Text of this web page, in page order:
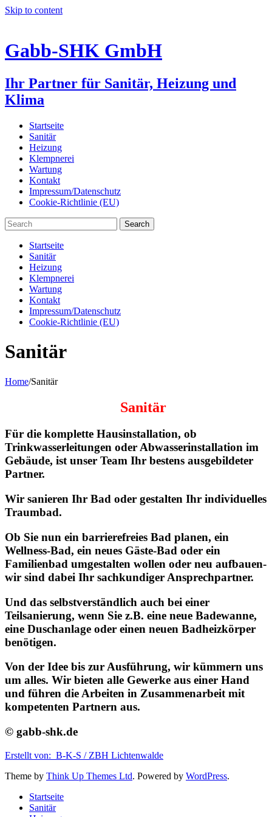
Skip to content
Gabb-SHK GmbH
Ihr Partner für Sanitär, Heizung und
Klima
Startseite
Sanitär
Heizung
Klempnerei
Wartung
Kontakt
Impressum/Datenschutz
Cookie-Richtlinie (EU)
Startseite
Sanitär
Heizung
Klempnerei
Wartung
Kontakt
Impressum/Datenschutz
Cookie-Richtlinie (EU)
Sanitär
Home/Sanitär
Sanitär
Für die komplette Hausinstallation, ob
Trinkwasserleitungen oder Abwasserinstallation im
Gebäude, ist unser Team Ihr bestens ausgebildeter
Partner.
Wir sanieren Ihr Bad oder gestalten Ihr individuelles
Traumbad.
Ob Sie nun ein barrierefreies Bad planen, ein
Wellness-Bad, ein neues Gäste-Bad oder ein
Familienbad umgestalten wollen oder neu aufbauen-
wir sind dabei Ihr sachkundiger Ansprechpartner.
Und das selbstverständlich auch bei einer
Teilsanierung, wenn Sie z.B. eine neue Badewanne,
eine Duschanlage oder einen neuen Badheizkörper
benötigen.
Von der Idee bis zur Ausführung, wir kümmern uns
um alles. Wir bieten alle Gewerke aus einer Hand
und führen die Arbeiten in Zusammenarbeit mit
kompetenten Partnern aus.
© gabb-shk.de
Erstellt von: B-K-S / ZBH Lichtenwalde
Theme by Think Up Themes Ltd. Powered by WordPress.
Startseite
Sanitär